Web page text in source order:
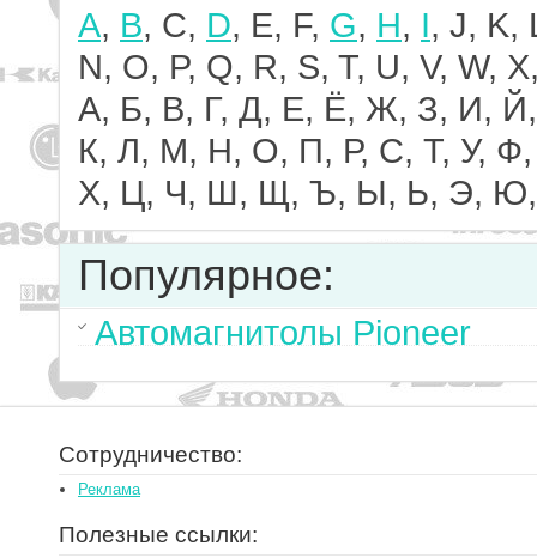
A, B, C, D, E, F, G, H, I, J, K,
N, O, P, Q, R, S, T, U, V, W,
А, Б, В, Г, Д, Е, Ё, Ж, З, И, Й,
К, Л, М, Н, О, П, Р, С, Т, У, Ф,
Х, Ц, Ч, Ш, Щ, Ъ, Ы, Ь, Э,
Популярное:
Автомагнитолы Pioneer
Сотрудничество:
Реклама
Полезные ссылки: